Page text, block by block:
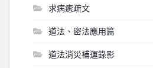
求病癒疏文
道法、密法應用篇
道法消災補運錄影